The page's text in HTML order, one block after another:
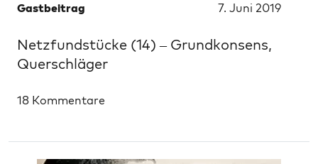
Gastbeitrag 7. Juni 2019
Netzfundstücke (14) – Grundkonsens,
Querschläger
18 Kommentare